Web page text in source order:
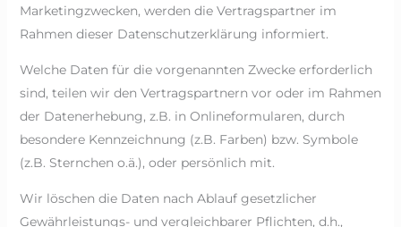
Marketingzwecken, werden die Vertragspartner im
Rahmen dieser Datenschutzerklärung informiert.
Welche Daten für die vorgenannten Zwecke erforderlich
sind, teilen wir den Vertragspartnern vor oder im Rahmen
der Datenerhebung, z.B. in Onlineformularen, durch
besondere Kennzeichnung (z.B. Farben) bzw. Symbole
(z.B. Sternchen o.ä.), oder persönlich mit.
Wir löschen die Daten nach Ablauf gesetzlicher
Gewährleistungs- und vergleichbarer Pflichten, d.h.,